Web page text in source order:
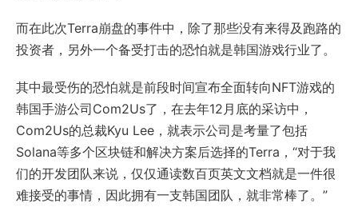
而在此次Terra崩盘的事件中，除了那些没有来得及跑路的
投资者，另外一个备受打击的恐怕就是韩国游戏行业了。
其中最受伤的恐怕就是前段时间宣布全面转向NFT游戏的
韩国手游公司Com2Us了，在去年12月底的采访中，
Com2Us的总裁Kyu Lee，就表示公司是​考量了包括
Solana等多个区块链和解决方案后选择的Terra，“对于我
们的开发团队来说，仅仅通读数百页英文文档就是一件很
难接受的事情，因此拥有一支韩国团队，就非常棒了。”